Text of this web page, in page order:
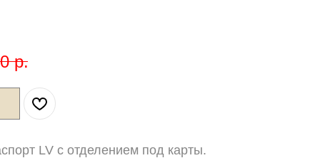
р.
LV с отделением под карты.